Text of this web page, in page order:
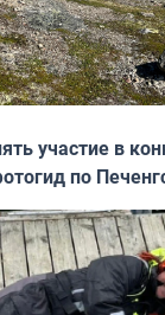
участие в
по